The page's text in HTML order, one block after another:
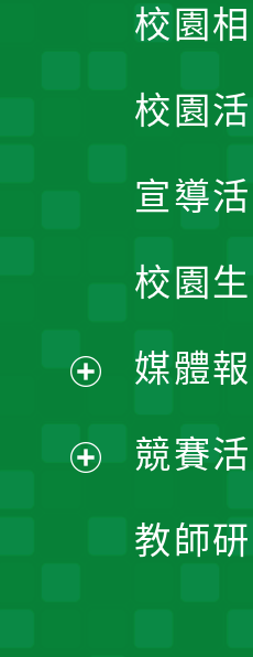
校園
校園
宣導
校園
媒體
競賽
教師
開